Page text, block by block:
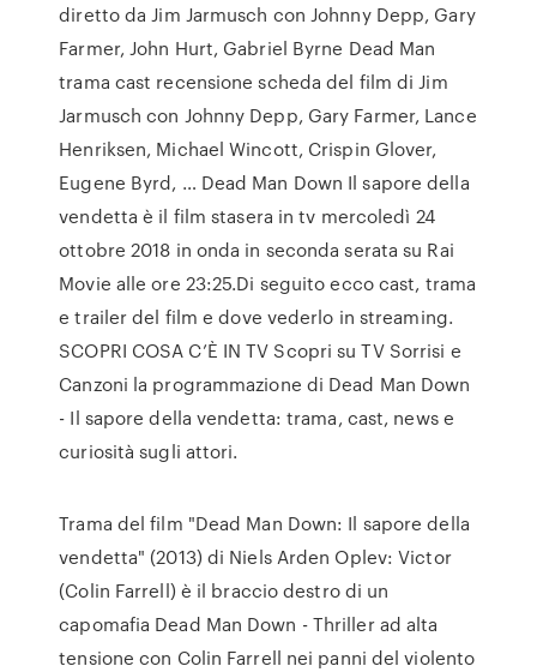
diretto da Jim Jarmusch con Johnny Depp, Gary
Farmer, John Hurt, Gabriel Byrne Dead Man
trama cast recensione scheda del film di Jim
Jarmusch con Johnny Depp, Gary Farmer, Lance
Henriksen, Michael Wincott, Crispin Glover,
Eugene Byrd, … Dead Man Down Il sapore della
vendetta è il film stasera in tv mercoledì 24
ottobre 2018 in onda in seconda serata su Rai
Movie alle ore 23:25.Di seguito ecco cast, trama
e trailer del film e dove vederlo in streaming.
SCOPRI COSA C’È IN TV Scopri su TV Sorrisi e
Canzoni la programmazione di Dead Man Down
- Il sapore della vendetta: trama, cast, news e
curiosità sugli attori.
Trama del film "Dead Man Down: Il sapore della
vendetta" (2013) di Niels Arden Oplev: Victor
(Colin Farrell) è il braccio destro di un
capomafia Dead Man Down - Thriller ad alta
tensione con Colin Farrell nei panni del violento